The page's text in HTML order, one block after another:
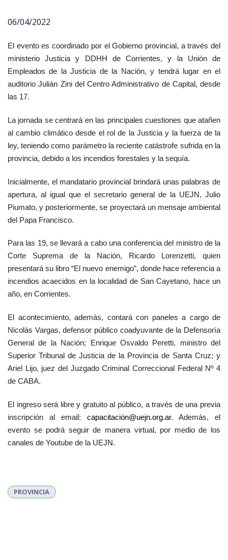
06/04/2022
El evento es coordinado por el Gobierno provincial, a través del
ministerio Justicia y DDHH de Corrientes, y la Unión de
Empleados de la Justicia de la Nación, y tendrá lugar en el
auditorio Julián Zini del Centro Administrativo de Capital, desde
las 17.
La jornada se centrará en las principales cuestiones que atañen
al cambio climático desde el rol de la Justicia y la fuerza de la
ley, teniendo como parámetro la reciente catástrofe sufrida en la
provincia, debido a los incendios forestales y la sequía.
Inicialmente, el mandatario provincial brindará unas palabras de
apertura, al igual que el secretario general de la UEJN, Julio
Piumato, y posteriormente, se proyectará un mensaje ambiental
del Papa Francisco.
Para las 19, se llevará a cabo una conferencia del ministro de la
Corte Suprema de la Nación, Ricardo Lorenzetti, quien
presentará su libro “El nuevo enemigo”, donde hace referencia a
incendios acaecidos en la localidad de San Cayetano, hace un
año, en Corrientes.
El acontecimiento, además, contará con paneles a cargo de
Nicolás Vargas, defensor público coadyuvante de la Defensoría
General de la Nación; Enrique Osvaldo Peretti, ministro del
Superior Tribunal de Justicia de la Provincia de Santa Cruz; y
Ariel Lijo, juez del Juzgado Criminal Correccional Federal Nº 4
de CABA.
El ingreso será libre y gratuito al público, a través de una previa
inscripción al email: capacitación@uejn.org.ar. Además, el
evento se podrá seguir de manera virtual, por medio de los
canales de Youtube de la UEJN.
PROVINCIA